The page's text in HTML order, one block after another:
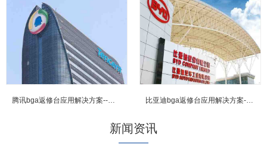
腾讯bga返修台应用解决方案--鼎华BGA返修台,BGA焊台,X-R... 比亚迪bga返修台应用解决方案--鼎华BGA返修台,BGA焊台,X-...
新闻资讯